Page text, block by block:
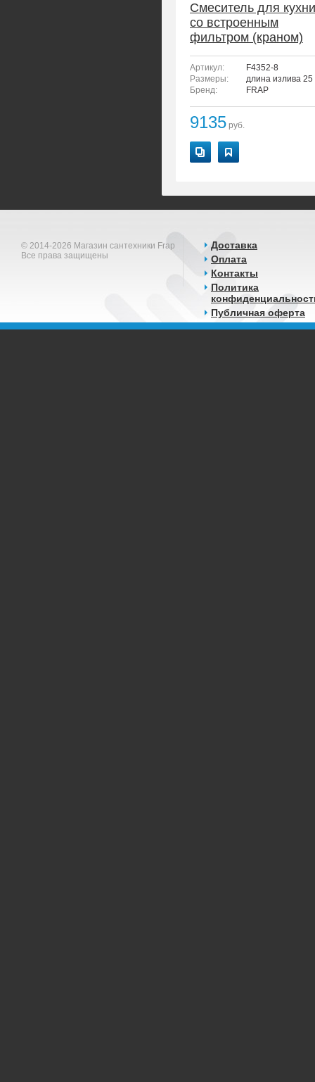
Смеситель для кухни
со встроенным
фильтром (краном)
под питьевую воду
FRAP F4352-8
Артикул:
F4352-8
Размеры:
длина излива
Бренд:
FRAP
9135 руб.
© 2014-2026 Магазин сантехники Frap
Все права защищены
Доставка
Оплата
Контакты
Политика
Публичная оферта